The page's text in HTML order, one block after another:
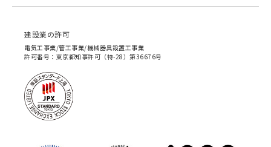
建設業の許可
電気工事業/管工事業/機械器具設置工事業
許可番号：東京都知事許可（特-28）第36676号